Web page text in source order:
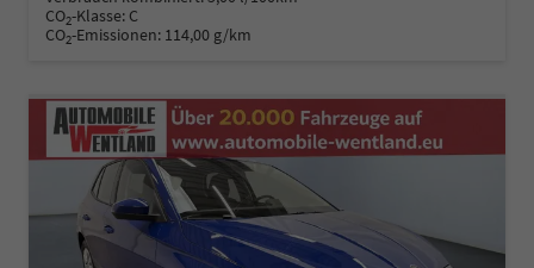
CO2-Klasse: C
CO2-Emissionen: 114,00 g/km